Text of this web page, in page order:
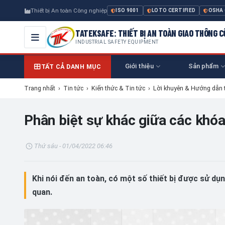
Thiết bị An toàn Công nghiệp ISO 9001 LOTO CERTIFIED OSHA
TATEKSAFE: THIẾT BỊ AN TOÀN GIAO THÔNG
INDUSTRIAL SAFETY EQUIPMENT
TẤT CẢ DANH MỤC Giới thiệu Sản phẩm
Trang nhất › Tin tức › Kiến thức & Tin tức › Lời khuyên & Hướng dẫn
Phân biệt sự khác giữa các
Thứ sáu - 01/04/2022 06:46
Khi nói đến an toàn, có một số thiết bị được sử
quan.